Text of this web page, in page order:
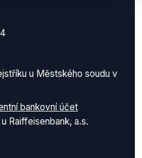
u Městského soudu v
bankovní účet
Raiffeisenbank, a.s.